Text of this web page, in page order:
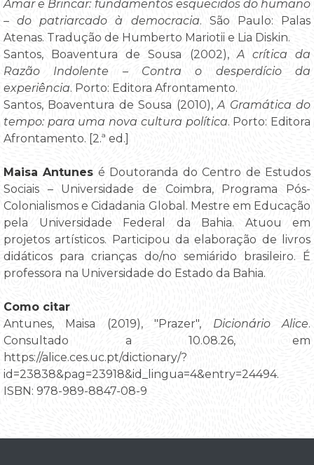
Amar e Brincar: fundamentos esquecidos do humano
– do patriarcado à democracia. São Paulo: Palas
Atenas. Tradução de Humberto Mariotii e Lia Diskin.
Santos, Boaventura de Sousa (2002), A crítica da
Razão Indolente – Contra o desperdício da
experiência. Porto: Editora Afrontamento.
Santos, Boaventura de Sousa (2010),A Gramática do
tempo: para uma nova cultura política. Porto: Editora
Afrontamento. [2.ª ed.]
Maisa Antunes é Doutoranda do Centro de Estudos
Sociais – Universidade de Coimbra, Programa Pós-
Colonialismos e Cidadania Global. Mestre em Educação
pela Universidade Federal da Bahia. Atuou em
projetos artísticos. Participou da elaboração de livros
didáticos para crianças do/no semiárido brasileiro. É
professora na Universidade do Estado da Bahia.
Como citar
Antunes, Maisa (2019), "Prazer", Dicionário Alice.
Consultado a 10.08.26, em
https://alice.ces.uc.pt/dictionary/?
id=23838&pag=23918&id_lingua=4&entry=24494.
ISBN: 978-989-8847-08-9